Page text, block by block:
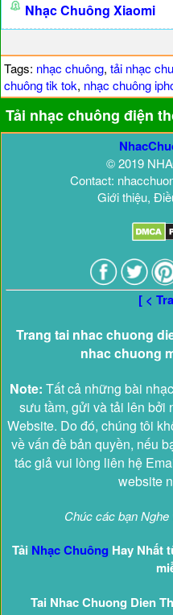
Nhạc Chuông Xiaomi
Tags: nhạc chuông, tải nhạc
chuông tik tok, nhạc chuông
Tải nhạc chuông điện
© 2019
Contact:
Giới thiệu,
[ <
Trang tai nhac chuong
nhac chuong
Note: Tất cả những bài
sưu tầm, gửi và tải lên bởi
Website. Do đó, chúng tôi
về vấn đề bản quyền, nếu
tác giả vui lòng liên hệ
website
Chúc các bạn
Tải Nhạc Chuông Hay Nhất
Tai Nhac Chuong Dien